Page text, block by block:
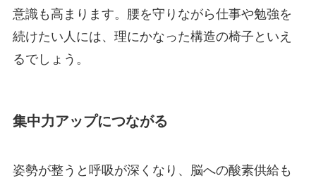
意識も高まります。腰を守りながら仕事や勉強を
続けたい人には、理にかなった構造の椅子といえ
るでしょう。
集中力アップにつながる
姿勢が整うと呼吸が深くなり、脳への酸素供給も